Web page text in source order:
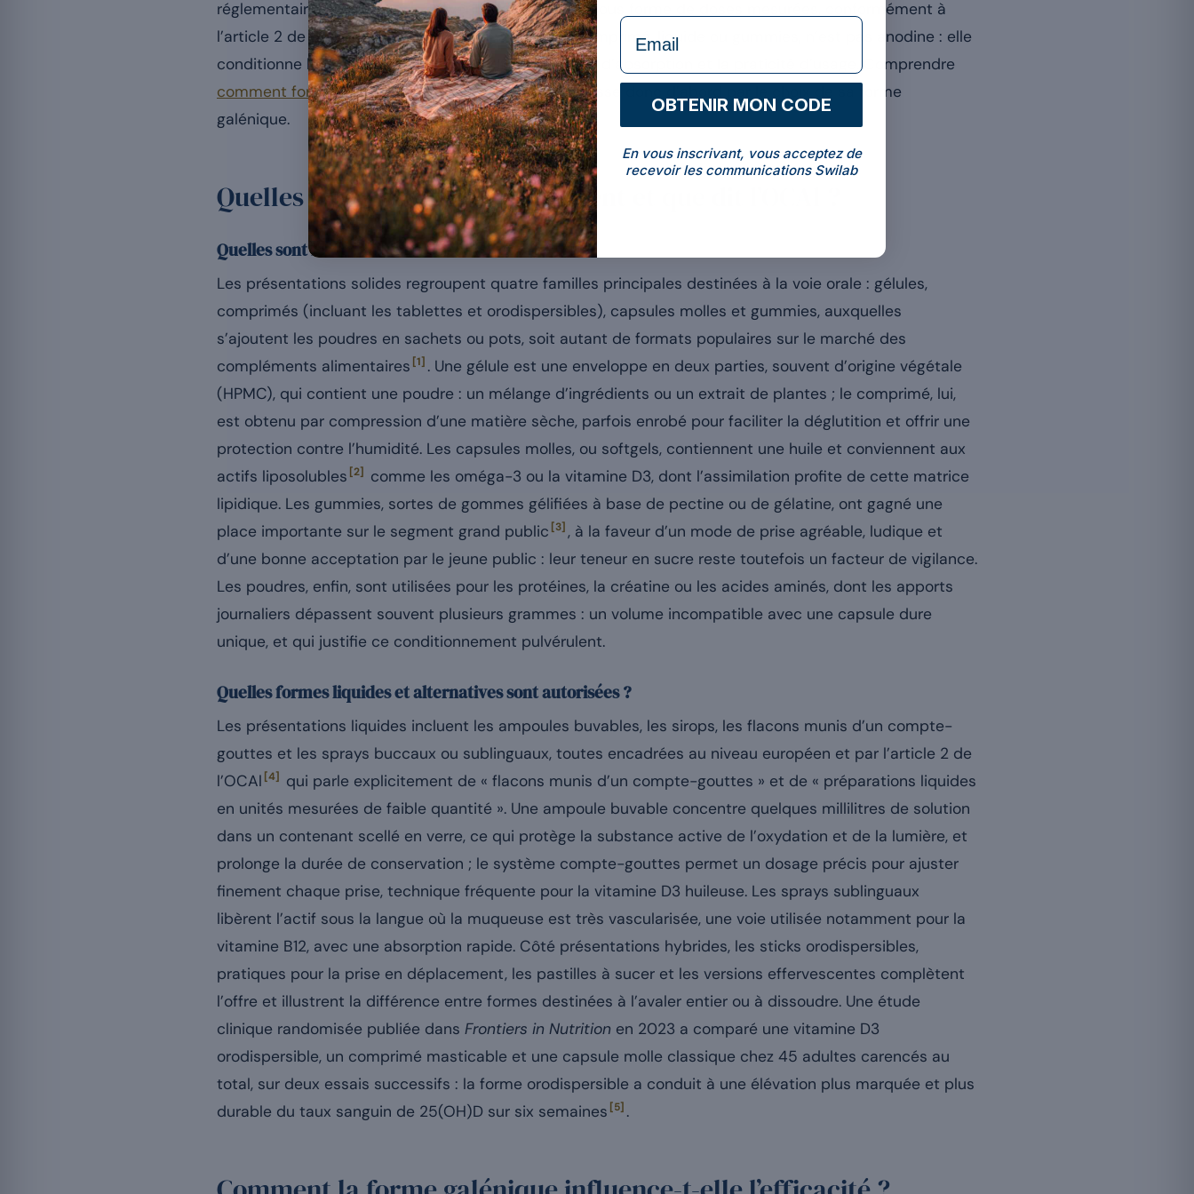
réglementaire commune : ils doivent être proposés sous forme de doses mesurées, conformément à
l’article 2 de l’OCAl. La présentation finale, gélule, comprimé, liquide ou gummies, n’est pas anodine : elle
conditionne la stabilité du principe actif, la cinétique d’absorption et la praticité d’usage. Comprendre
comment fonctionne un complément alimentairepasse donc d’abord par le choix de sa forme
galénique.
Quelles formes galéniques existent et que dit l’OCAl ?
Quelles sont les formes solides courantes ?
Les présentations solides regroupent quatre familles principales destinées à la voie orale : gélules,
comprimés (incluant les tablettes et orodispersibles), capsules molles et gummies, auxquelles
s’ajoutent les poudres en sachets ou pots, soit autant de formats populaires sur le marché des
compléments alimentaires [1] . Une gélule est une enveloppe en deux parties, souvent d’origine végétale
(HPMC), qui contient une poudre : un mélange d’ingrédients ou un extrait de plantes ; le comprimé, lui,
est obtenu par compression d’une matière sèche, parfois enrobé pour faciliter la déglutition et offrir une
protection contre l’humidité. Les capsules molles, ou softgels, contiennent une huile et conviennent aux
actifs liposolubles [2]
comme les oméga-3 ou la vitamine D3, dont l’assimilation profite de cette matrice
lipidique. Les gummies, sortes de gommes gélifiées à base de pectine ou de gélatine, ont gagné une
place importante sur le segment grand public [3] , à la faveur d’un mode de prise agréable, ludique et
d’une bonne acceptation par le jeune public : leur teneur en sucre reste toutefois un facteur de vigilance.
Les poudres, enfin, sont utilisées pour les protéines, la créatine ou les acides aminés, dont les apports
journaliers dépassent souvent plusieurs grammes : un volume incompatible avec une capsule dure
unique, et qui justifie ce conditionnement pulvérulent.
Quelles formes liquides et alternatives sont autorisées ?
Les présentations liquides incluent les ampoules buvables, les sirops, les flacons munis d’un compte-
gouttes et les sprays buccaux ou sublinguaux, toutes encadrées au niveau européen et par l’article 2 de
l’OCAl [4]
qui parle explicitement de « flacons munis d’un compte-gouttes » et de « préparations liquides
en unités mesurées de faible quantité ». Une ampoule buvable concentre quelques millilitres de solution
dans un contenant scellé en verre, ce qui protège la substance active de l’oxydation et de la lumière, et
prolonge la durée de conservation ; le système compte-gouttes permet un dosage précis pour ajuster
finement chaque prise, technique fréquente pour la vitamine D3 huileuse. Les sprays sublinguaux
libèrent l’actif sous la langue où la muqueuse est très vascularisée, une voie utilisée notamment pour la
vitamine B12, avec une absorption rapide. Côté présentations hybrides, les sticks orodispersibles,
pratiques pour la prise en déplacement, les pastilles à sucer et les versions effervescentes complètent
l’offre et illustrent la différence entre formes destinées à l’avaler entier ou à dissoudre. Une étude
clinique randomisée publiée dans Frontiers in Nutrition en 2023 a comparé une vitamine D3
orodispersible, un comprimé masticable et une capsule molle classique chez 45 adultes carencés au
total, sur deux essais successifs : la forme orodispersible a conduit à une élévation plus marquée et plus
durable du taux sanguin de 25(OH)D sur six semaines [5] .
formulaire Email
OBTENIR MON CODE
En vous inscrivant, vous acceptez de
recevoir les communications Swilab